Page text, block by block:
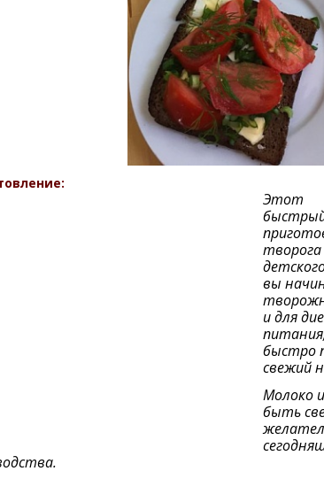
Этот
творога
вы
и для
быстро
свежий
Молоко
быть